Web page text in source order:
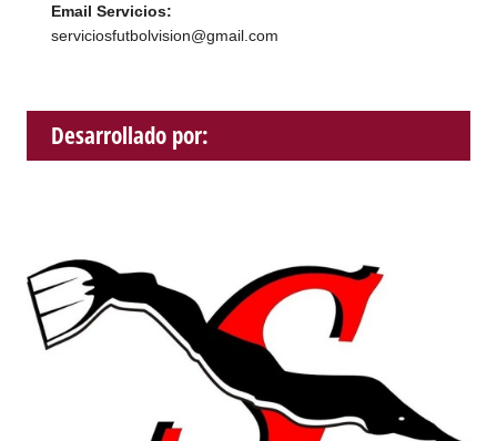
Email Servicios:
serviciosfutbolvision@gmail.com
Desarrollado por: